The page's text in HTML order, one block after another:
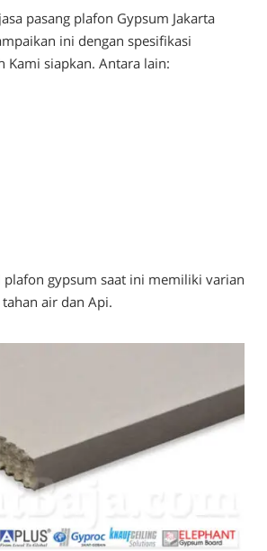
pasang plafon Gypsum Jakarta
ini dengan spesifikasi
Kami siapkan. Antara lain:
plafon gypsum saat ini memiliki varian
air dan Api.